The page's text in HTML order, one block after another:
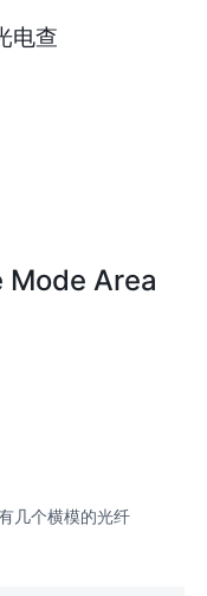
电查
Mode Area
几个横模的光纤